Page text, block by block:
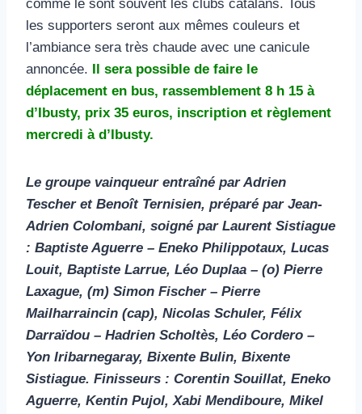
comme le sont souvent les clubs catalans. Tous
les supporters seront aux mêmes couleurs et
l’ambiance sera très chaude avec une canicule
annoncée.
Il sera possible de faire le
déplacement en bus, rassemblement 8 h 15 à
d’Ibusty, prix 35 euros, inscription et règlement
mercredi à d’Ibusty.
Le groupe vainqueur entraîné par Adrien
Tescher et Benoît Ternisien, préparé par Jean-
Adrien Colombani, soigné par Laurent Sistiague
: Baptiste Aguerre – Eneko Philippotaux, Lucas
Louit, Baptiste Larrue, Léo Duplaa – (o) Pierre
Laxague, (m) Simon Fischer – Pierre
Mailharraincin (cap), Nicolas Schuler, Félix
Darraïdou – Hadrien Scholtès, Léo Cordero –
Yon Iribarnegaray, Bixente Bulin, Bixente
Sistiague. Finisseurs : Corentin Souillat, Eneko
Aguerre, Kentin Pujol, Xabi Mendiboure, Mikel